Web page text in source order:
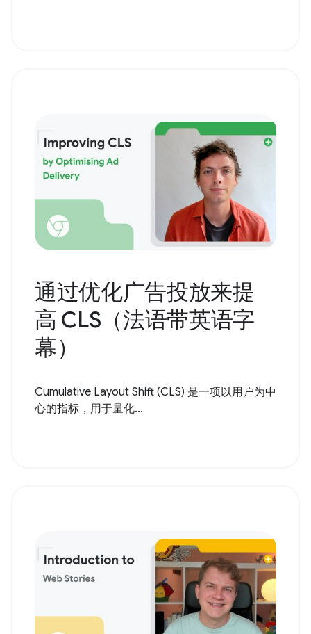
通过优化广告投放来提
高 CLS（法语带英语字
幕）
Cumulative Layout Shift (CLS) 是一项以用户为中
心的指标，用于量化...